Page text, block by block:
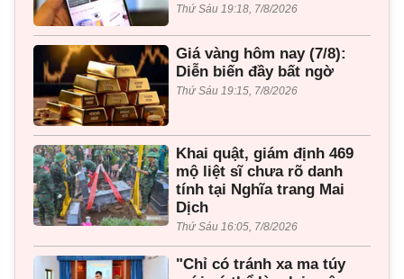
Thứ Sáu 19:18, 7/8/2026
Giá vàng hôm nay (7/8):
Diễn biến đầy bất ngờ
Thứ Sáu 19:15, 7/8/2026
Khai quật, giám định 469
mộ liệt sĩ chưa rõ danh
tính tại Nghĩa trang Mai
Dịch
Thứ Sáu 16:05, 7/8/2026
"Chỉ có tránh xa ma túy